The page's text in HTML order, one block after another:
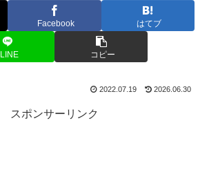
Facebook はてブ
LINE コピー
2022.07.19 2026.06.30
スポンサーリンク